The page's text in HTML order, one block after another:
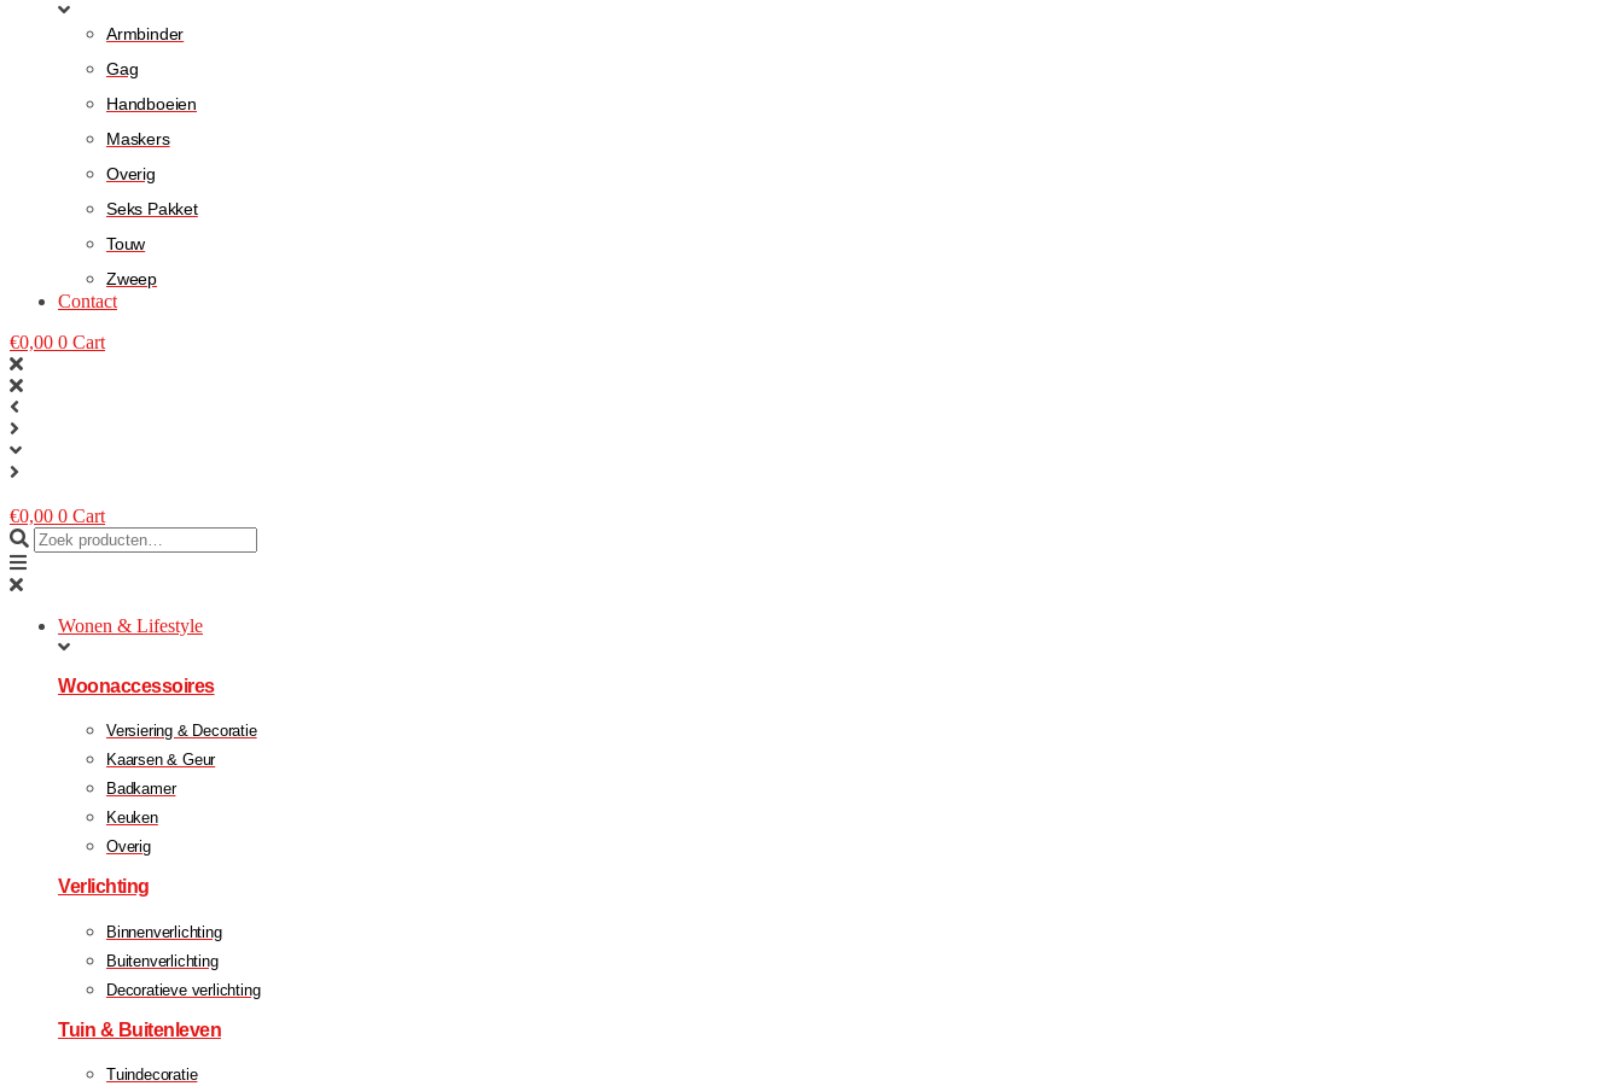
Armbinder
Gag
Handboeien
Maskers
Overig
Seks Pakket
Touw
Zweep
Contact
€0,00 0 Cart
€0,00 0 Cart
Wonen & Lifestyle
Woonaccessoires
Versiering & Decoratie
Kaarsen & Geur
Badkamer
Keuken
Overig
Verlichting
Binnenverlichting
Buitenverlichting
Decoratieve verlichting
Tuin & Buitenleven
Tuindecoratie